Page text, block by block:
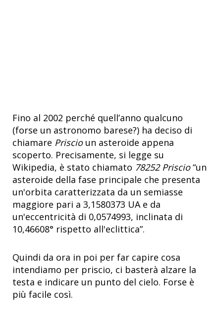
Fino al 2002 perché quell’anno qualcuno
(forse un astronomo barese?) ha deciso di
chiamare Priscioun asteroide appena
scoperto. Precisamente, si legge su
Wikipedia, è stato chiamato 78252 Priscio“un
asteroide della fase principale che presenta
un'orbita caratterizzata da un semiasse
maggiore pari a 3,1580373 UA e da
un'eccentricità di 0,0574993, inclinata di
10,46608° rispetto all'eclittica”.
Quindi da ora in poi per far capire cosa
intendiamo per priscio, ci basterà alzare la
testa e indicare un punto del cielo. Forse è
più facile così.